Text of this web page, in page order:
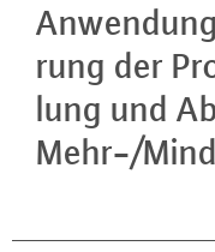
rung der
lung und
Mehr-/